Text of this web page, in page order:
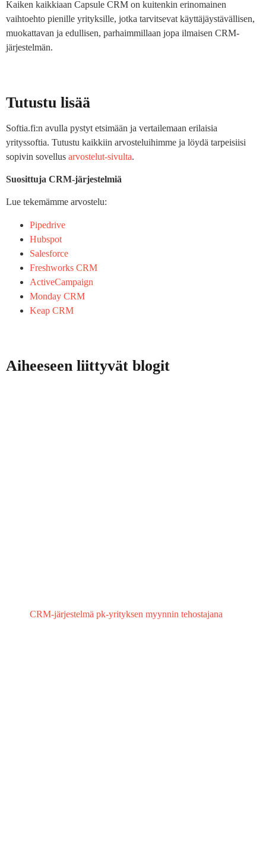
Kaiken kaikkiaan Capsule CRM on kuitenkin erinomainen
vaihtoehto pienille yrityksille, jotka tarvitsevat käyttäjäystävällisen,
muokattavan ja edullisen, parhaimmillaan jopa ilmaisen CRM-
järjestelmän.
Tutustu lisää
Softia.fi:n avulla pystyt etsimään ja vertailemaan erilaisia
yrityssoftia. Tutustu kaikkiin arvosteluihimme ja löydä tarpeisiisi
sopivin sovellus arvostelut-sivulta.
Suosittuja CRM-järjestelmiä
Lue tekemämme arvostelu:
Pipedrive
Hubspot
Salesforce
Freshworks CRM
ActiveCampaign
Monday CRM
Keap CRM
Aiheeseen liittyvät blogit
CRM-järjestelmä pk-yrityksen myynnin tehostajana